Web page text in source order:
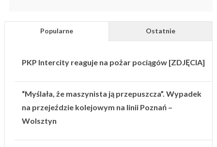
Popularne Ostatnie
PKP Intercity reaguje na pożar pociągów [ZDJĘCIA]
“Myślała, że maszynista ją przepuszcza”. Wypadek
na przejeździe kolejowym na linii Poznań –
Wolsztyn